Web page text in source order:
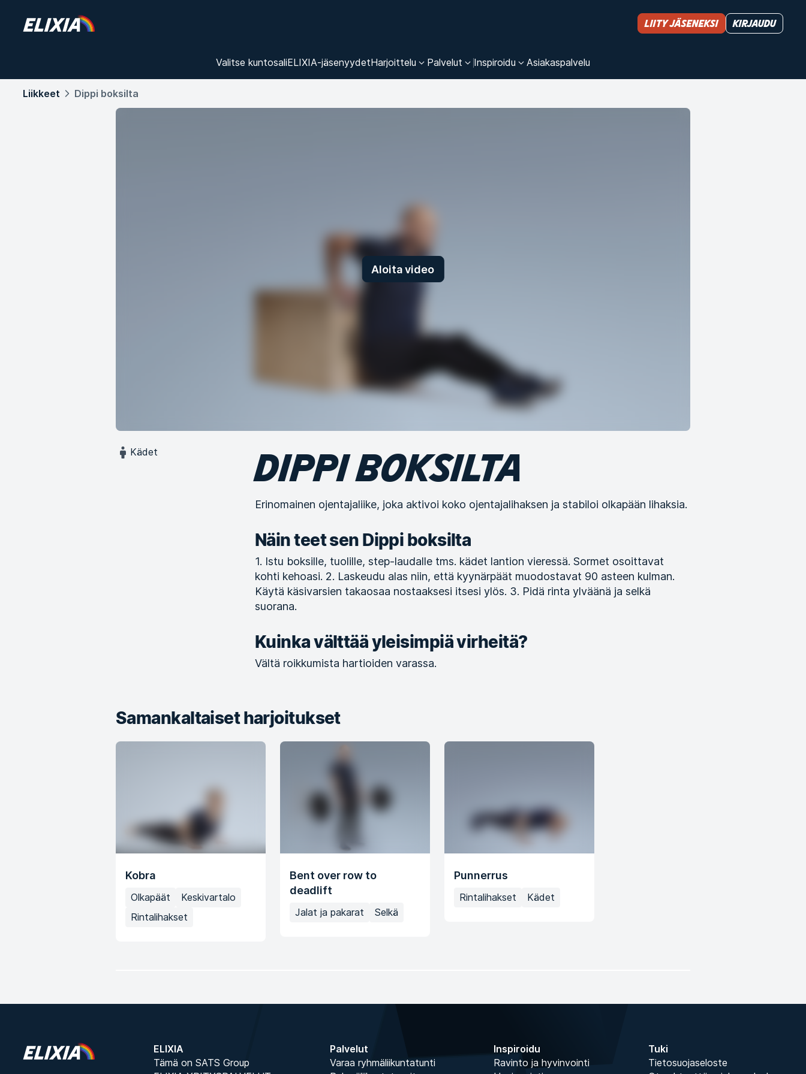
Valitse kuntosaliELIXIA-jäsenyydetHarjoittelu Palvelut Inspiroidu Asiakas­palvelu
Liity jäseneksi Kirjaudu
Liikkeet Dippi boksilta
Aloita video
Kädet DIPPI BOKSILTA
Erinomainen ojentajaliike, joka aktivoi koko ojentajalihaksen ja stabiloi olkapään lihaksia.
Näin teet sen Dippi boksilta
1. Istu boksille, tuolille, step-laudalle tms. kädet lantion vieressä. Sormet osoittavat
kohti kehoasi. 2. Laskeudu alas niin, että kyynärpäät muodostavat 90 asteen kulman.
Käytä käsivarsien takaosaa nostaaksesi itsesi ylös. 3. Pidä rinta ylväänä ja selkä
suorana.
Kuinka välttää yleisimpiä virheitä?
Vältä roikkumista hartioiden varassa.
Samankaltaiset harjoitukset
Kobra
Olkapäät
Keskivartalo
Rintalihakset
Bent over row to
deadlift
Jalat ja pakarat Selkä
Punnerrus
Rintalihakset Kädet
ELIXIA
Tämä on SATS Group
Palvelut
Varaa ryhmäliikuntatunti
Inspiroidu
Ravinto ja hyvinvointi
Tuki
Tietosuojaseloste